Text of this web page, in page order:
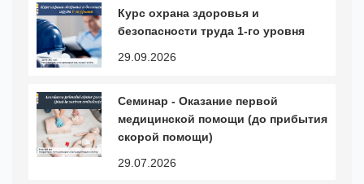
Курс охранa здоровья и
безопасности труда 1-го уровня
29.09.2026
Cеминар - Оказание первой
медицинской помощи (до прибытия
скорой помощи)
29.07.2026